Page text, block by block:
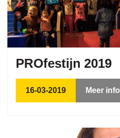
PROfestijn 2019
16-03-2019 Meer info